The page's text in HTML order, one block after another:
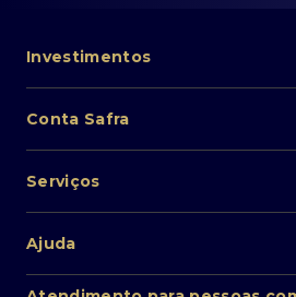
Investimentos
Lista de fundos de investimento
Private Banking
Renda fixa
Conta Safra
Pessoa Física
Cartões
Empréstimos e financiamentos
Serviços
Perda/roubo de celular
Ajuda
Atendimento ao cliente